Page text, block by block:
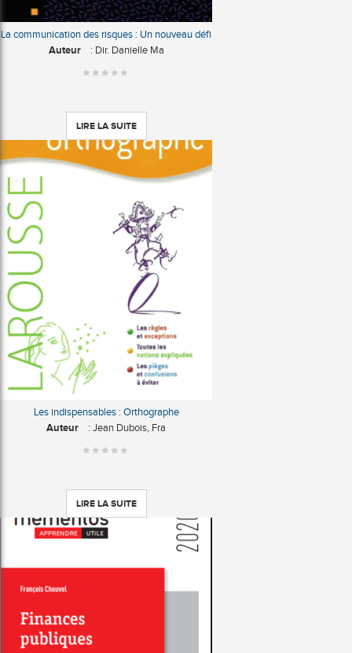
La communication des risques : Un nouveau défi
Auteur: Dir. Danielle Ma
LIRE LA SUITE
Les indispensables : Orthographe
Auteur : Jean Dubois, Fra
LIRE LA SUITE